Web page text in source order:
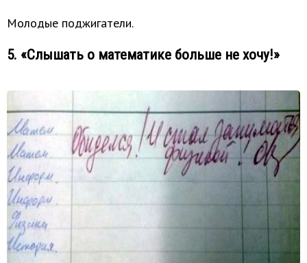
Молодые поджигатели.
5. «Слышать о математике больше не хочу!»